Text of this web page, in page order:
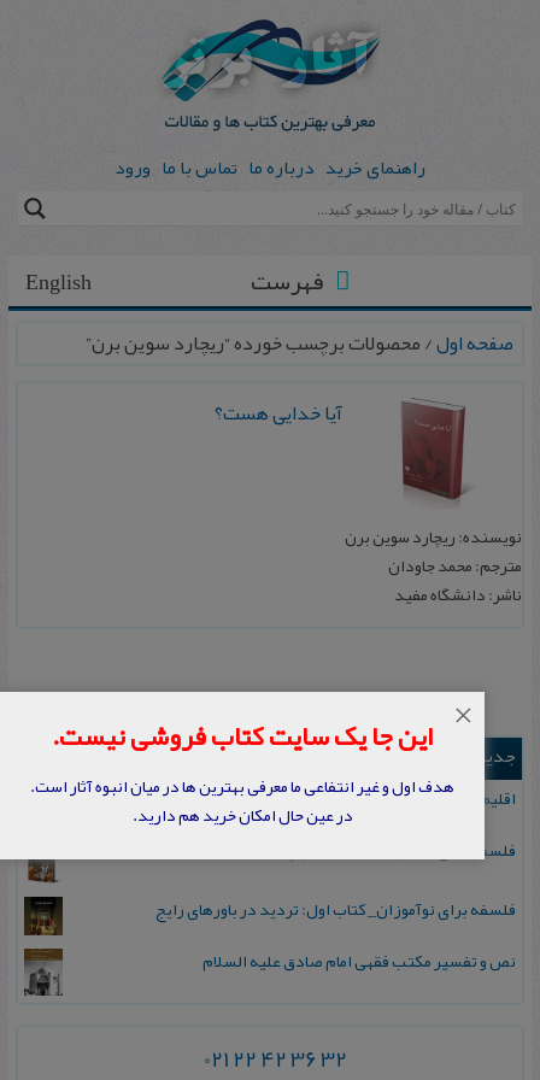
راهنمای خرید درباره ما تماس با ما ورود
English فهرست
صفحه اول/ محصولات برچسب خورده “ریچارد سوین برن‌”
آیا خدایی‌ هست‌؟
نویسنده: ریچارد سوین برن
مترجم: محمد جاودان
ناشر: دانشگاه‌ مفید
جدیدترین ها
اقلیم مورخان؛ مهارت‌های تاریخ ورزی علمی
فلسفه برای نوآموزان_ کتاب دوم: پرسش درباره واقعیت و معرفت
فلسفه برای نوآموزان_ کتاب اول: تردید در باورهای رایج
نص و تفسیر مکتب فقهی امام صادق علیه السلام
021 22 42 36 32
این جا یک سایت کتاب فروشی نیست.
هدف اول و غیر انتفاعی ما معرفی بهترین ها در میان انبوه آثار است.
در عین حال امکان خرید هم دارید.
×